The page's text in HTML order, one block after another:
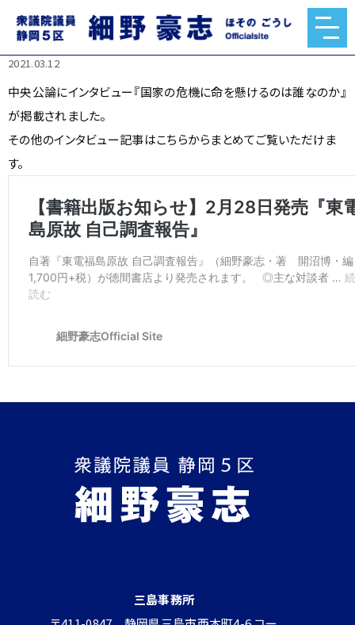
中央公論にインタビュー『国家の危機に命を懸けるのは誰な
のか』が掲載されました。
2021.03.12
中央公論にインタビュー『国家の危機に命を懸けるのは誰なのか』
が掲載されました。
その他のインタビュー記事はこちらからまとめてご覧いただけま
す。
三島事務所